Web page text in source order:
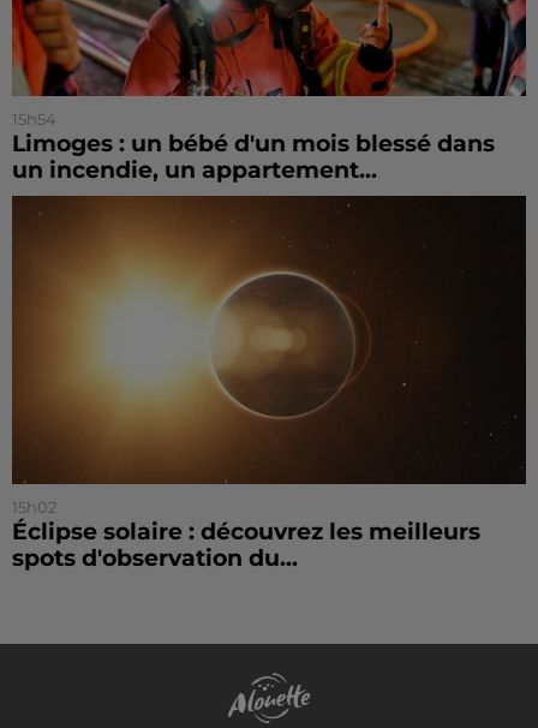
15h54
Limoges : un bébé d'un mois blessé dans
un incendie, un appartement...
15h02
Éclipse solaire : découvrez les meilleurs
spots d'observation du...